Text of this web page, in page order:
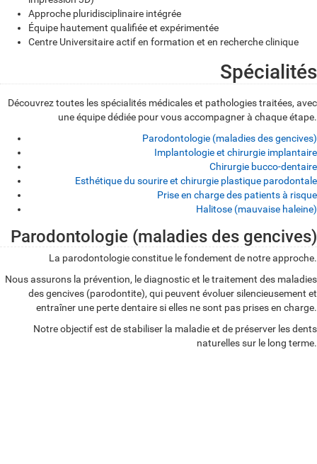
Approche pluridisciplinaire intégrée
Équipe hautement qualifiée et expérimentée
Centre Universitaire actif en formation et en recherche clinique
Spécialités
Découvrez toutes les spécialités médicales et pathologies traitées, avec
une équipe dédiée pour vous accompagner à chaque étape.
Parodontologie (maladies des gencives)
Implantologie et chirurgie implantaire
Chirurgie bucco-dentaire
Esthétique du sourire et chirurgie plastique parodontale
Prise en charge des patients à risque
Halitose (mauvaise haleine)
P
a
Parodontologie (maladies des gencives)
La parodontologie constitue le fondement de notre approche.
Nous assurons la prévention, le diagnostic et le traitement des maladies
des gencives (parodontite), qui peuvent évoluer silencieusement et
entraîner une perte dentaire si elles ne sont pas prises en charge.
Notre objectif est de stabiliser la maladie et de préserver les dents
naturelles sur le long terme.